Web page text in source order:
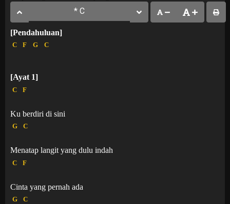
[Pendahuluan]
C F G C
[Ayat 1]
C F
Ku berdiri di sini
G C
Menatap langit yang dulu indah
C F
Cinta yang pernah ada
G C